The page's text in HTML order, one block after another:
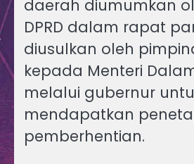
daerah diumumkan
DPRD dalam rapat
diusulkan oleh
kepada Menteri
melalui gubernur
mendapatkan
pemberhentian.